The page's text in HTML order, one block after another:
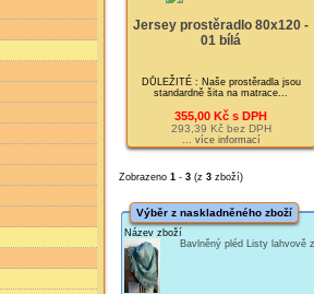
Jersey prostěradlo 80x120 -
01 bílá
DŮLEŽITÉ : Naše prostěradla jsou
standardně šita na matrace...
355,00 Kč s DPH
293,39 Kč bez DPH
... více informací
Zobrazeno 1 - 3(z 3zboží)
Výběr z naskladněného zboží
Název zboží
Bavlněný pléd Listy lahvově